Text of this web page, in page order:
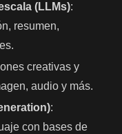
(LLMs):
resumen,
creativas y
audio y más.
:
con bases de